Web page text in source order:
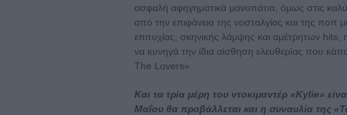
ασφαλή αφηγηματικά μονοπάτια, όμως στις
από την επιφάνεια της νοσταλγίας και της ποπ
επιτυχίας, σκηνικής λάμψης και αμέτρητων hits,
να κυνηγά την ίδια αίσθηση ελευθερίας που
The Lovers».
Και τα τρία μέρη του ντοκιμαντέρ «Kylie»
Μαΐου θα προβάλλεται και η συναυλία της